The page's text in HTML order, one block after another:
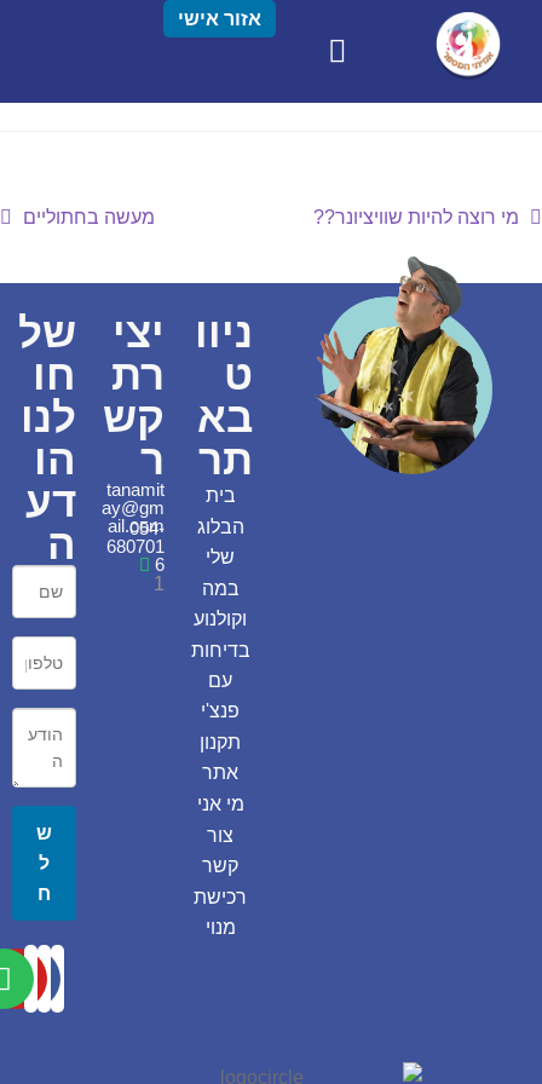
אזור אישי
מי רוצה להיות שוויציונר?? מעשה בחתוליים
ניוו
ט
בא
תר
בית
הבלוג
שלי
במה
וקולנוע
בדיחות
עם
פנצ'י
תקנון
אתר
מי אני
צור
קשר
רכישת
מנוי
יצי
רת
קש
ר
tanamit
ay@gm
ail.com
054-
680701
6
1
של
חו
לנו
הו
דע
ה
ש
ל
ח